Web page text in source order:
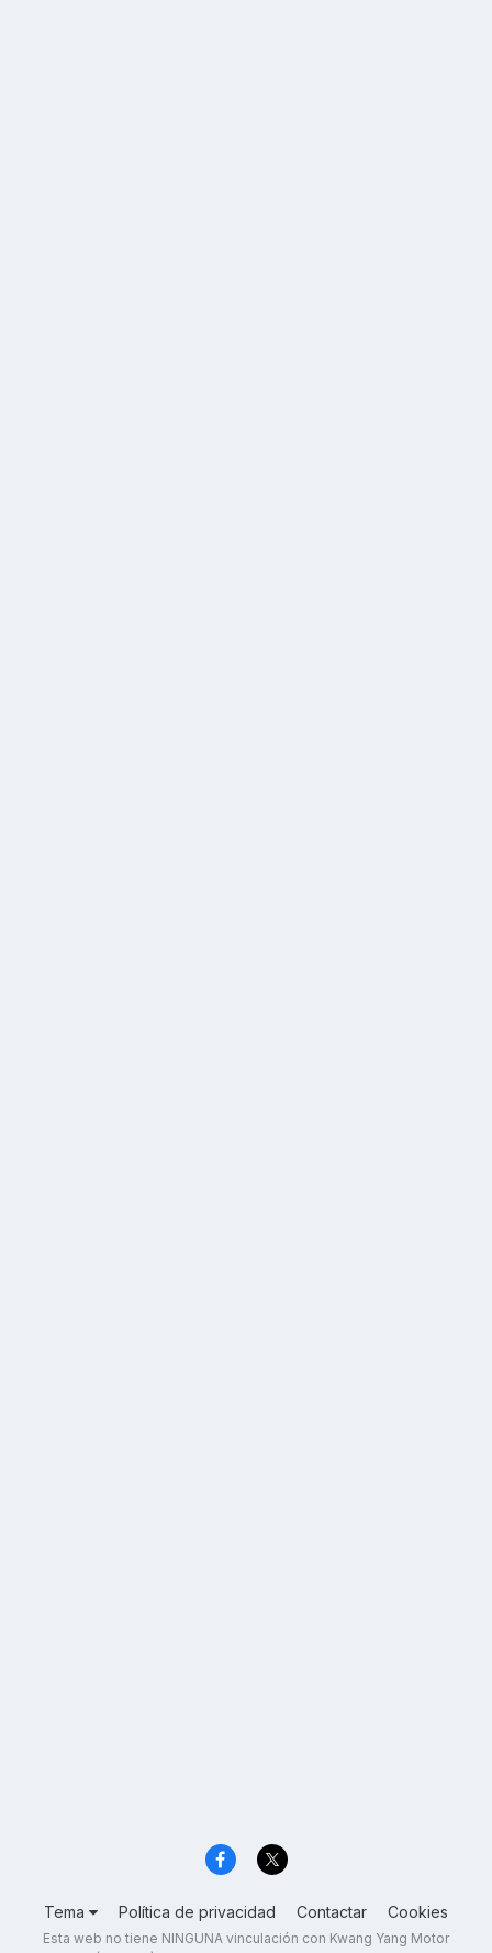
Tema Política de privacidad Contactar Cookies
Esta web no tiene NINGUNA vinculación con Kwang Yang Motor